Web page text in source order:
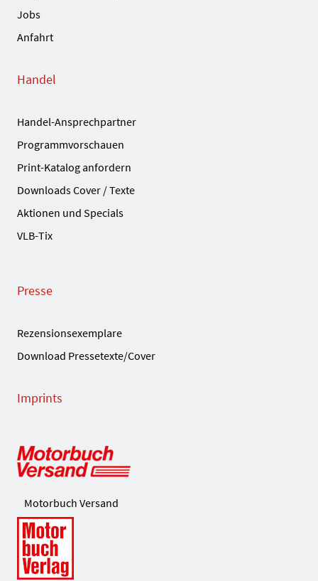
Jobs
Anfahrt
Handel
Handel-Ansprechpartner
Programmvorschauen
Print-Katalog anfordern
Downloads Cover / Texte
Aktionen und Specials
VLB-Tix
Presse
Rezensionsexemplare
Download Pressetexte/Cover
Imprints
Motorbuch Versand